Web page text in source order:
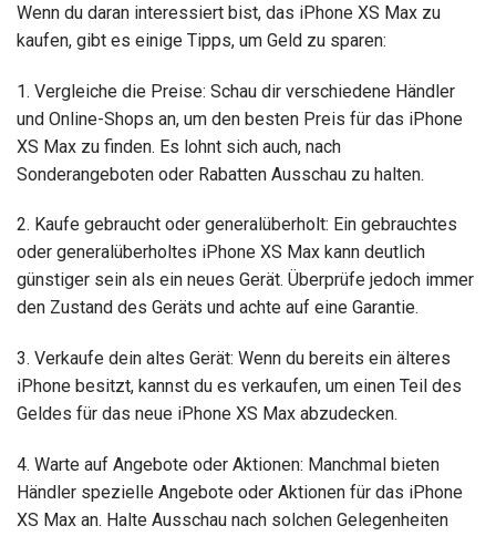
Wenn du daran interessiert bist, das iPhone XS Max zu
kaufen, gibt es einige Tipps, um Geld zu sparen:
1. Vergleiche die Preise: Schau dir verschiedene Händler
und Online-Shops an, um den besten Preis für das iPhone
XS Max zu finden. Es lohnt sich auch, nach
Sonderangeboten oder Rabatten Ausschau zu halten.
2. Kaufe gebraucht oder generalüberholt: Ein gebrauchtes
oder generalüberholtes iPhone XS Max kann deutlich
günstiger sein als ein neues Gerät. Überprüfe jedoch immer
den Zustand des Geräts und achte auf eine Garantie.
3. Verkaufe dein altes Gerät: Wenn du bereits ein älteres
iPhone besitzt, kannst du es verkaufen, um einen Teil des
Geldes für das neue iPhone XS Max abzudecken.
4. Warte auf Angebote oder Aktionen: Manchmal bieten
Händler spezielle Angebote oder Aktionen für das iPhone
XS Max an. Halte Ausschau nach solchen Gelegenheiten